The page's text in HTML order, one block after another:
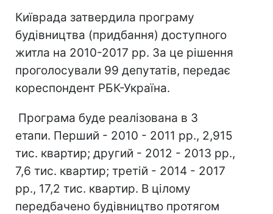
Київрада затвердила програму
будівництва (придбання) доступного
житла на 2010-2017 рр. За це рішення
проголосували 99 депутатів, передає
кореспондент РБК-Україна.
Програма буде реалізована в 3
етапи. Перший - 2010 - 2011 рр., 2,915
тис. квартир; другий - 2012 - 2013 рр.,
7,6 тис. квартир; третій - 2014 - 2017
рр., 17,2 тис. квартир. В цілому
передбачено будівництво протягом